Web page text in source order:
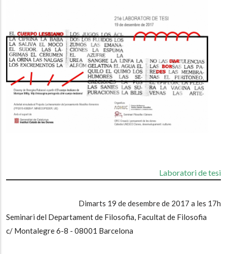
Laboratori de tesi
Dimarts 19 de desembre de 2017 a les 17h
Seminari del Departament de Filosofia, Facultat de Filosofia
c/ Montalegre 6-8 - 08001 Barcelona